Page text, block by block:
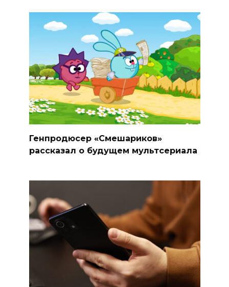
Генпродюсер «Смешариков»
рассказал о будущем мультсериала